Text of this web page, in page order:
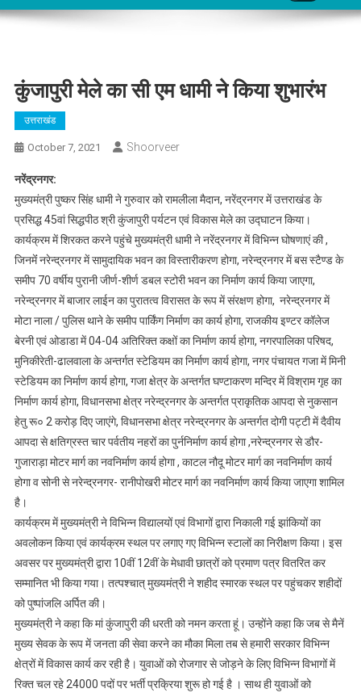
कुंजापुरी मेले का सी एम धामी ने किया शुभारंभ
उत्तराखंड
October 7, 2021 Shoorveer
नरेंद्रनगर:
मुख्यमंत्री पुष्कर सिंह धामी ने गुरुवार को रामलीला मैदान, नरेंद्रनगर में उत्तराखंड के
प्रसिद्ध 45वां सिद्धपीठ श्री कुंजापुरी पर्यटन एवं विकास मेले का उद्घाटन किया।
कार्यक्रम में शिरकत करने पहुंचे मुख्यमंत्री धामी ने नरेंद्रनगर में विभिन्न घोषणाएं की ,
जिनमेंं नरेन्द्रनगर में सामुदायिक भवन का विस्तारीकरण होगा, नरेन्द्रनगर में बस स्टैण्ड के
समीप 70 वर्षीय पुरानी जीर्ण-शीर्ण डबल स्टोरी भवन का निर्माण कार्य किया जाएगा,
नरेन्द्रनगर में बाजार लाईन का पुरातत्व विरासत के रूप में संरक्षण होगा, नरेन्द्रनगर में
मोटा नाला / पुलिस थाने के समीप पार्किंग निर्माण का कार्य होगा, राजकीय इण्टर कॉलेज
बेरनी एवं ओडाडा में 04-04 अतिरिक्त कक्षों का निर्माण कार्य होगा, नगरपालिका परिषद,
मुनिकीरेती-ढालवाला के अन्तर्गत स्टेडियम का निर्माण कार्य होगा, नगर पंचायत गजा में मिनी
स्टेडियम का निर्माण कार्य होगा, गजा क्षेत्र के अन्तर्गत घण्टाकरण मन्दिर में विश्राम गृह का
निर्माण कार्य होगा, विधानसभा क्षेत्र नरेन्द्रनगर के अन्तर्गत प्राकृतिक आपदा से नुकसान
हेतु रू० 2 करोड़ दिए जाएंगे, विधानसभा क्षेत्र नरेन्द्रनगर के अन्तर्गत दोगी पट्टी में दैवीय
आपदा से क्षतिग्रस्त चार पर्वतीय नहरों का पुर्ननिर्माण कार्य होगा ,नरेन्द्रनगर से डौर-
गुजाराड़ा मोटर मार्ग का नवनिर्माण कार्य होगा , काटल नौदू मोटर मार्ग का नवनिर्माण कार्य
होगा व सोनी से नरेन्द्रनगर- रानीपोखरी मोटर मार्ग का नवनिर्माण कार्य किया जाएगा शामिल
है।
कार्यक्रम में मुख्यमंत्री ने विभिन्न विद्यालयों एवं विभागों द्वारा निकाली गई झांकियों का
अवलोकन किया एवं कार्यक्रम स्थल पर लगाए गए विभिन्न स्टालों का निरीक्षण किया। इस
अवसर पर मुख्यमंत्री द्वारा 10वीं 12वीं के मेधावी छात्रों को प्रमाण पत्र वितरित कर
सम्मानित भी किया गया। तत्पश्चात् मुख्यमंत्री ने शहीद स्मारक स्थल पर पहुंचकर शहीदों
को पुष्पांजलि अर्पित की।
मुख्यमंत्री ने कहा कि मां कुंजापुरी की धरती को नमन करता हूं। उन्होंने कहा कि जब से मैनें
मुख्य सेवक के रूप में जनता की सेवा करने का मौका मिला तब से हमारी सरकार विभिन्न
क्षेत्रों में विकास कार्य कर रही है। युवाओं को रोजगार से जोड़ने के लिए विभिन्न विभागों में
रिक्त चल रहे 24000 पदों पर भर्ती प्रक्रिया शुरू हो गई है । साथ ही युवाओं को